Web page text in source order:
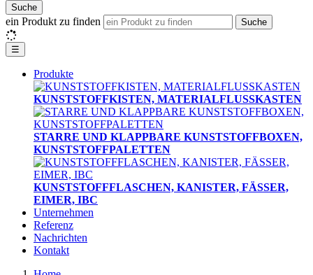
Suche
ein Produkt zu finden Suche
☰
Produkte
KUNSTSTOFFKISTEN, MATERIALFLUSSKASTEN
STARRE UND KLAPPBARE KUNSTSTOFFBOXEN,
KUNSTSTOFFPALETTEN
KUNSTSTOFFFLASCHEN, KANISTER, FÄSSER,
EIMER, IBC
Unternehmen
Referenz
Nachrichten
Kontakt